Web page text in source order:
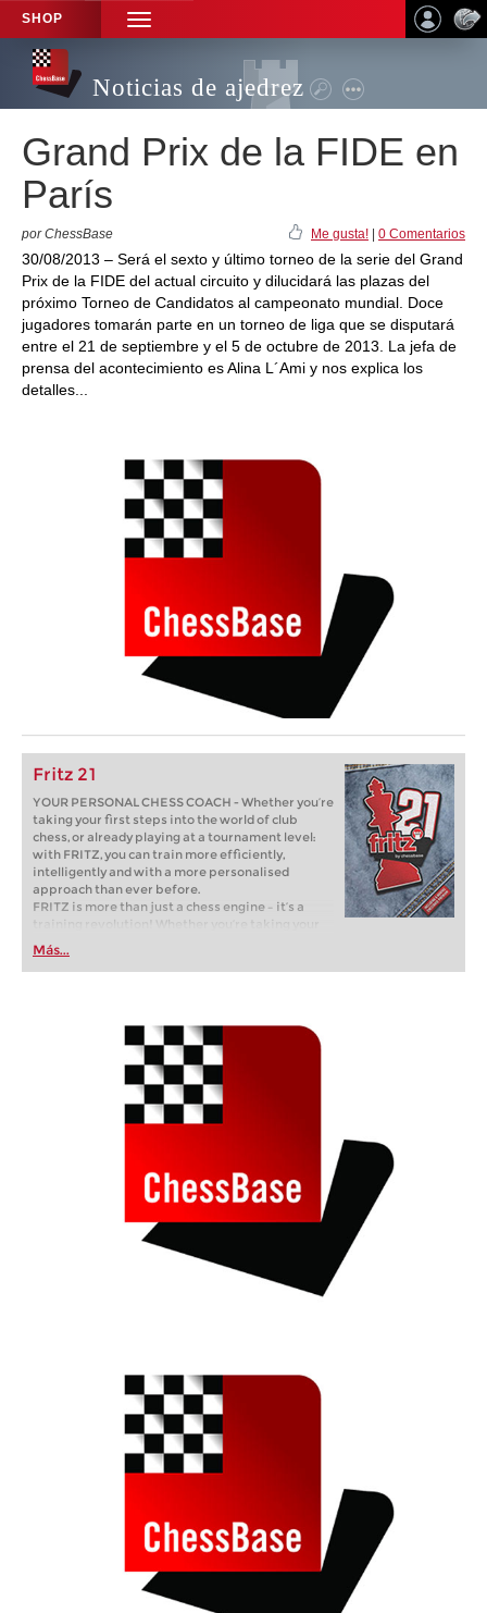
SHOP
TOGGLE
NAVIGATION
Noticias de ajedrez
Grand Prix de la FIDE en
París
por ChessBase Me gusta! 0 Comentarios
30/08/2013 – Será el sexto y último torneo de la serie del Grand
Prix de la FIDE del actual circuito y dilucidará las plazas del
próximo Torneo de Candidatos al campeonato mundial. Doce
jugadores tomarán parte en un torneo de liga que se disputará
entre el 21 de septiembre y el 5 de octubre de 2013. La jefa de
prensa del acontecimiento es Alina L´Ami y nos explica los
detalles...
Fritz 21
YOUR PERSONAL CHESS COACH - Whether you’re
taking your first steps into the world of club
chess, or already playing at a tournament level:
with FRITZ, you can train more efficiently,
intelligently and with a more personalised
approach than ever before.
FRITZ is more than just a chess engine – it’s a
training revolution! Whether you’re taking your
first steps into the world of club chess, or already
playing at a tournament level: with FRITZ, you can
train more efficiently, intelligently and with a
Más...